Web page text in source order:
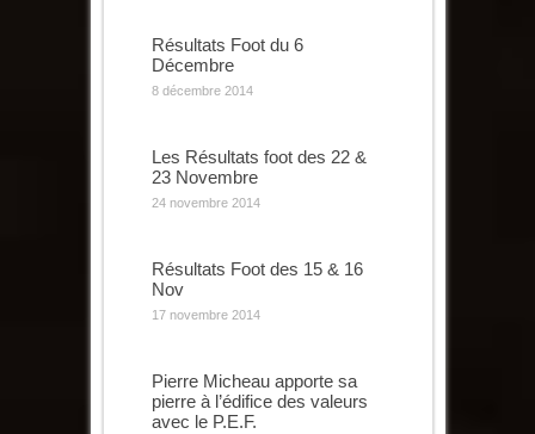
Résultats Foot du 6
Décembre
8 décembre 2014
Les Résultats foot des 22 &
23 Novembre
24 novembre 2014
Résultats Foot des 15 & 16
Nov
17 novembre 2014
Pierre Micheau apporte sa
pierre à l’édifice des valeurs
avec le P.E.F.